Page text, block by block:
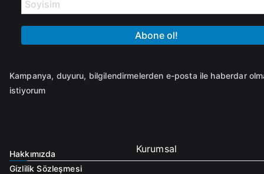
Kampanya, duyuru, bilgilendirmelerden e-posta ile haberdar
istiyorum
Kurumsal
Hakkımızda
Gizlilik Sözleşmesi